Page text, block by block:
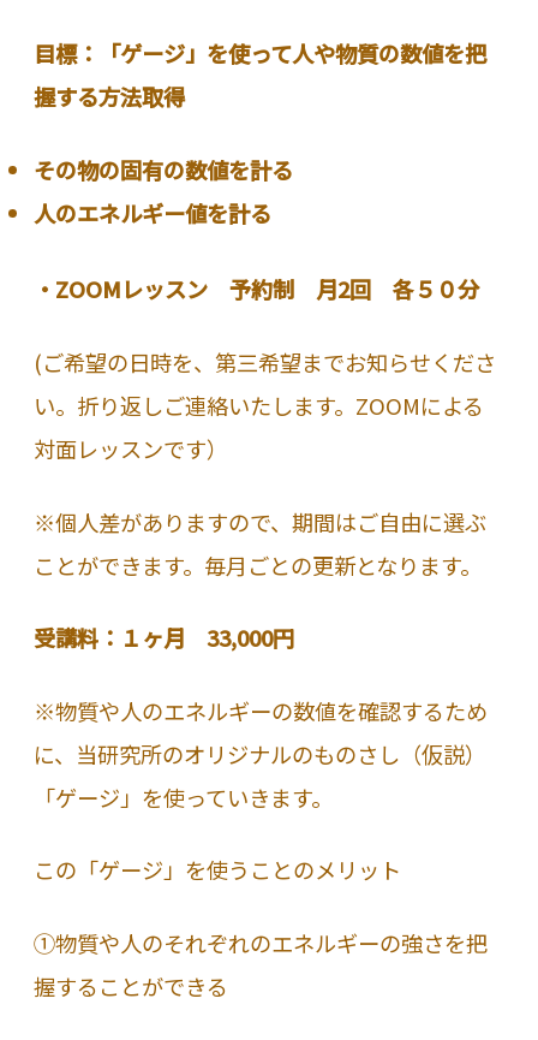
目標：「ゲージ」を使って人や物質の数値を把
握する方法取得
その物の固有の数値を計る
人のエネルギー値を計る
・ZOOMレッスン 予約制 月2回 各５０分
(ご希望の日時を、第三希望までお知らせくださ
い。折り返しご連絡いたします。ZOOMによる
対面レッスンです）
※個人差がありますので、期間はご自由に選ぶ
ことができます。毎月ごとの更新となります。
受講料：１ヶ月 33,000円
※物質や人のエネルギーの数値を確認するため
に、当研究所のオリジナルのものさし（仮説）
「ゲージ」を使っていきます。
この「ゲージ」を使うことのメリット
①物質や人のそれぞれのエネルギーの強さを把
握することができる